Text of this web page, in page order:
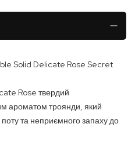
Solid Delicate Rose Secret
Rose твердий
ароматом троянди, який
поту та неприємного запаху до